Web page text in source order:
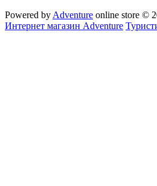
Powered by Adventure online store ©
Интернет магазин Adventure